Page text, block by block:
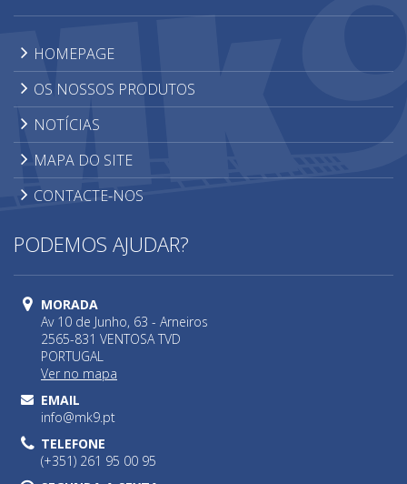
HOMEPAGE
OS NOSSOS PRODUTOS
NOTÍCIAS
MAPA DO SITE
CONTACTE-NOS
PODEMOS AJUDAR?
MORADA
Av 10 de Junho, 63 - Arneiros
2565-831 VENTOSA TVD
PORTUGAL
Ver no mapa
EMAIL
info@mk9.pt
TELEFONE
(+351) 261 95 00 95